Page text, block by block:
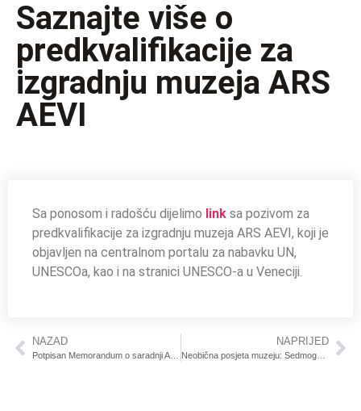
Saznajte više o
predkvalifikacije za
izgradnju muzeja ARS
AEVI
Sa ponosom i radošću dijelimo link sa pozivom za
predkvalifikacije za izgradnju muzeja ARS AEVI, koji je
objavljen na centralnom portalu za nabavku UN,
UNESCOa, kao i na stranici UNESCO-a u Veneciji.
NAZAD NAPRIJED
Neobična posjeta muzeju: SedmogodišnjMahir, dječak koji ide sam u školu